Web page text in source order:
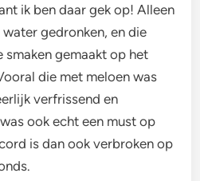
ik ben daar gek op! Alleen
gedronken, en die
smaken gemaakt op het
die met meloen was
verfrissend en
ook echt een must op
is dan ook verbroken op